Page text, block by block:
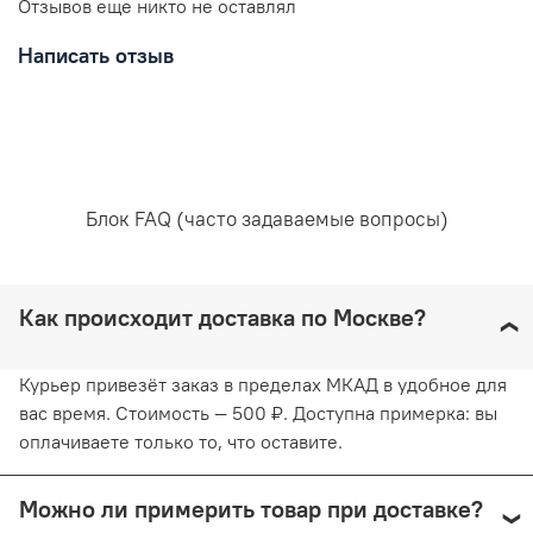
Пояс обработан отделочной лентой, которая не
В размерах «плюс сайз» боковые детали
Бретели несъемные, регулируемые по всей
длине, с рельефным краем «пикотом».
Состав:
15% эластан
Уход за вещами:
Отзывов еще никто не оставлял
Написать отзыв
Блок FAQ (часто задаваемые вопросы)
Как происходит доставка по Москве?
Курьер привезёт заказ в пределах МКАД в удобное для
вас время. Стоимость — 500 ₽. Доступна примерка: вы
оплачиваете только то, что оставите.
Можно ли примерить товар при доставке?